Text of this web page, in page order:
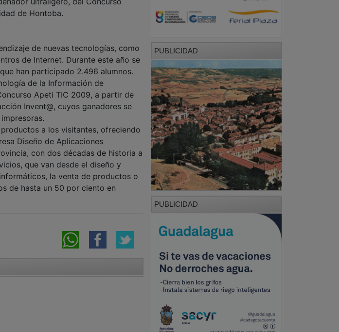
de Hontoba.
de nuevas tecnologías, como
de Internet. Durante este año se
han participado 2.496 alumnos.
de la Información de
Apeti TIC 2009, a partir de
Invent@, cuyos ganadores se
a los visitantes, ofreciendo
Diseño de Aplicaciones
con dos décadas de historia a
que van desde el diseño y
la venta de productos o
de hasta un 50 por ciento en
PUBLICIDAD
PUBLICIDAD